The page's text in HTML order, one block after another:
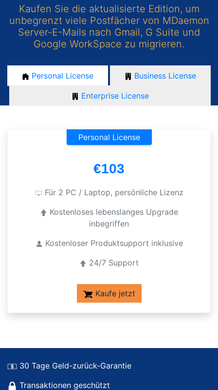
Kaufen Sie die aktualisierte Edition, um
unbegrenzt viele Postfächer von MDaemon
Server-E-Mails nach Gmail, G Suite und
Google WorkSpace zu migrieren.
Personal License Business License
Enterprise License
Personal License
€103
Für 2 PC / Laptop, persönliche Lizenz
Kostenloses lebenslanges Upgrade
inbegriffen
Kostenloser Produktsupport inklusive
24/7 Support
Kaufe jetzt
30 Tage Geld-zurück-Garantie
Transaktionen geschützt